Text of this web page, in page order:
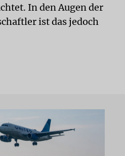
In den Augen der
ist das jedoch